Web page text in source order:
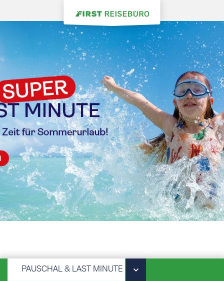
PAUSCHAL & LAST MINUTE